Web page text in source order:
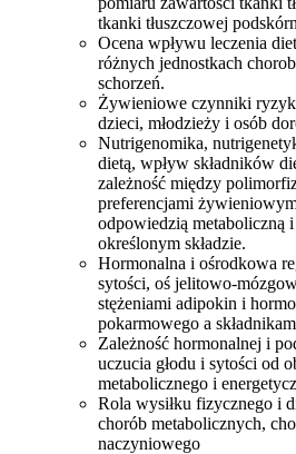
tkanki tłuszczowej
Ocena wpływu leczenia
różnych jednostkach
schorzeń.
Żywieniowe czynniki
dzieci, młodzieży i osób
Nutrigenomika,
dietą, wpływ składników
zależność między
preferencjami
odpowiedzią metaboliczną
określonym składzie.
Hormonalna i ośrodkowa
sytości, oś jelitowo-
stężeniami adipokin i
pokarmowego a
Zależność hormonalnej i
uczucia głodu i sytości od
metabolicznego i
Rola wysiłku fizycznego i
chorób metabolicznych,
naczyniowego